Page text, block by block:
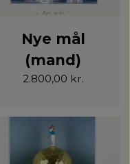
Nye mål
(mand)
2.800,00 kr.